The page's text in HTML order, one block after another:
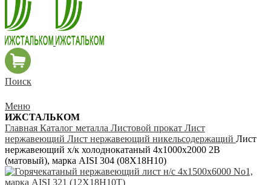
Поиск
Меню
ИЖСТАЛЬКОМ
Главная Каталог металла Листовой прокат Лист
нержавеющий Лист нержавеющий никельсодержащий Лист
нержавеющий х/к холоднокатаный 4х1000х2000 2B
(матовый), марка AISI 304 (08Х18Н10)